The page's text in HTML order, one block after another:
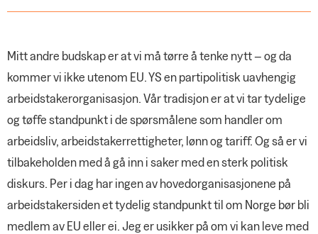
Mitt andre budskap er at vi må tørre å tenke nytt – og da
kommer vi ikke utenom EU. YS en partipolitisk uavhengig
arbeidstakerorganisasjon. Vår tradisjon er at vi tar tydelige
og tøffe standpunkt i de spørsmålene som handler om
arbeidsliv, arbeidstakerrettigheter, lønn og tariff. Og så er vi
tilbakeholden med å gå inn i saker med en sterk politisk
diskurs. Per i dag har ingen av hovedorganisasjonene på
arbeidstakersiden et tydelig standpunkt til om Norge bør bli
medlem av EU eller ei. Jeg er usikker på om vi kan leve med